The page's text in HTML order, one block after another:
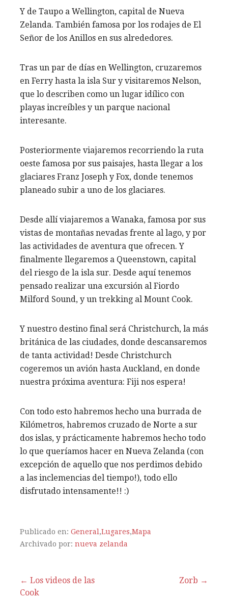
Y de Taupo a Wellington, capital de Nueva
Zelanda. También famosa por los rodajes de El
Señor de los Anillos en sus alrededores.
Tras un par de días en Wellington, cruzaremos
en Ferry hasta la isla Sur y visitaremos Nelson,
que lo describen como un lugar idílico con
playas increíbles y un parque nacional
interesante.
Posteriormente viajaremos recorriendo la ruta
oeste famosa por sus paisajes, hasta llegar a los
glaciares Franz Joseph y Fox, donde tenemos
planeado subir a uno de los glaciares.
Desde allí viajaremos a Wanaka, famosa por sus
vistas de montañas nevadas frente al lago, y por
las actividades de aventura que ofrecen. Y
finalmente llegaremos a Queenstown, capital
del riesgo de la isla sur. Desde aquí tenemos
pensado realizar una excursión al Fiordo
Milford Sound, y un trekking al Mount Cook.
Y nuestro destino final será Christchurch, la más
británica de las ciudades, donde descansaremos
de tanta actividad! Desde Christchurch
cogeremos un avión hasta Auckland, en donde
nuestra próxima aventura: Fiji nos espera!
Con todo esto habremos hecho una burrada de
Kilómetros, habremos cruzado de Norte a sur
dos islas, y prácticamente habremos hecho todo
lo que queríamos hacer en Nueva Zelanda (con
excepción de aquello que nos perdimos debido
a las inclemencias del tiempo!), todo ello
disfrutado intensamente!! :)
Publicado en: General ,Lugares,Mapa
Archivado por: nueva zelanda
← Los videos de las
Cook
Zorb →